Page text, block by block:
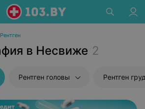
Рентген
в Несвиже 2
Рентген головы Рентген